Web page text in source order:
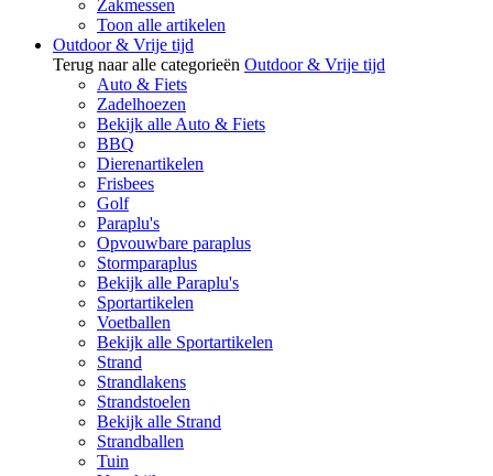
Zakmessen
Toon alle artikelen
Outdoor & Vrije tijd
Terug naar alle categorieën Outdoor & Vrije tijd
Auto & Fiets
Zadelhoezen
Bekijk alle Auto & Fiets
BBQ
Dierenartikelen
Frisbees
Golf
Paraplu's
Opvouwbare paraplus
Stormparaplus
Bekijk alle Paraplu's
Sportartikelen
Voetballen
Bekijk alle Sportartikelen
Strand
Strandlakens
Strandstoelen
Bekijk alle Strand
Strandballen
Tuin